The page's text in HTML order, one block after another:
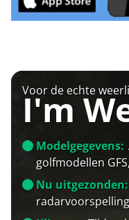
Voor de echte
I'm
Modelgegevens:
golfmodellen
Nu uitgezonden: